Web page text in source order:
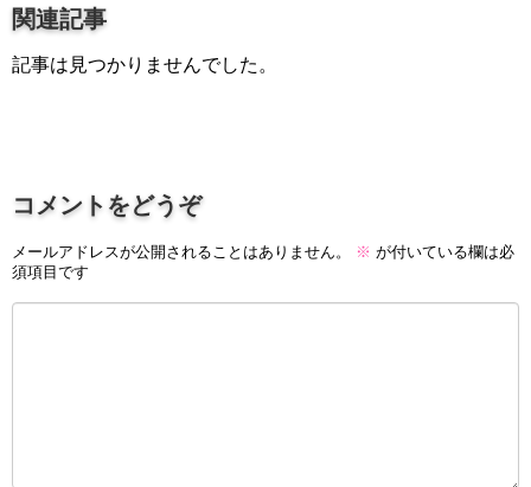
関連記事
記事は見つかりませんでした。
コメントをどうぞ
メールアドレスが公開されることはありません。 ※ が付いている欄は必
須項目です